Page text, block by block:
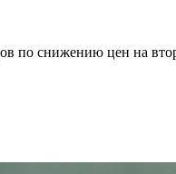
по снижению цен на